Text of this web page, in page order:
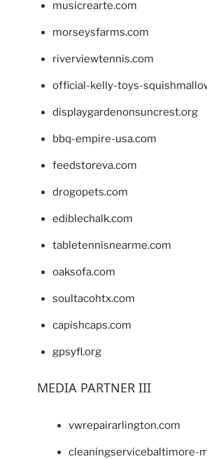
musicrearte.com
morseysfarms.com
riverviewtennis.com
official-kelly-toys-
displaygardenonsuncrest.org
bbq-empire-usa.com
feedstoreva.com
drogopets.com
ediblechalk.com
tabletennisnearme.com
oaksofa.com
soultacohtx.com
capishcaps.com
gpsyfl.org
MEDIA PARTNER III
vwrepairarlington.com
cleaningservicebaltimore-